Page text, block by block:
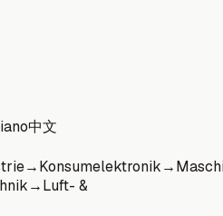
中文
→Konsumelektronik→
→Luft- &